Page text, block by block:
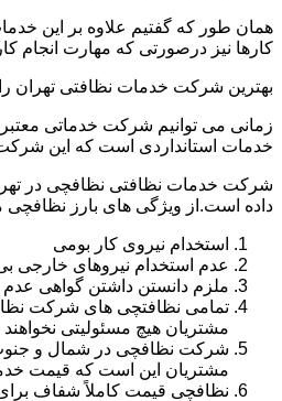
همان طور که گفتیم علاوه بر این
کارها نیز درصورتی که مهارت
بهترین شرکت خدمات نظافتی تهران را
زمانی می توانیم شرکت خدماتی
خدمات استانداردی است که این شرکت
شرکت خدمات نظافتی نظافچی در
داده است.از ویژگی های بارز نظافچی
استخدام نیروی کار بومی
عدم استخدام نیروهای خارجی
ملزم دانستن داشتن گواهی عدم
تمامی نظافتچی های شرکت
مشتریان هیچ مسئولیتی
شرکت نظافچی در شمال و جنوب
مشتریان این است که قیمت